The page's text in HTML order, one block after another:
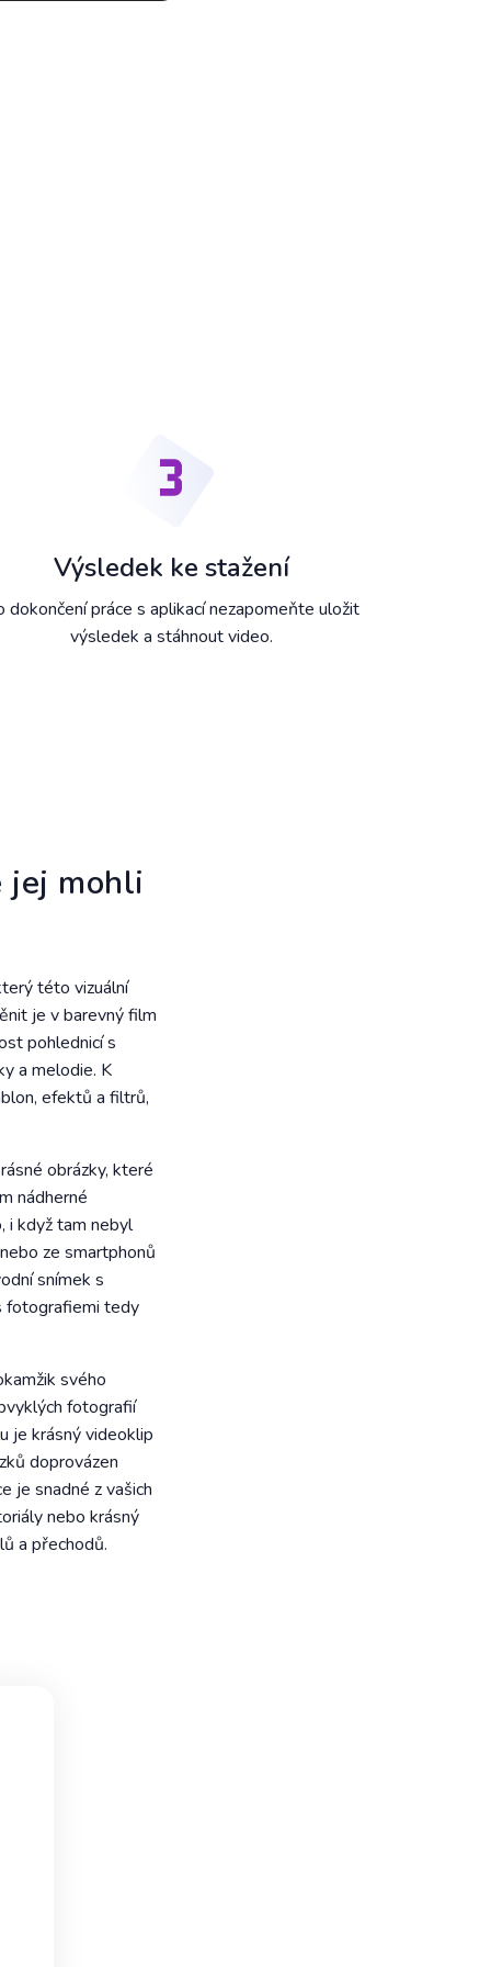
Výsledek ke stažení
dokončení práce s aplikací nezapomeňte uložit
výsledek a stáhnout video.
jej mohli
této vizuální
je v barevný film
pohlednicí s
a melodie. K
efektů a filtrů,
obrázky, které
nádherné
i když tam nebyl
ze smartphonů
snímek s
fotografiemi tedy
svého
fotografií
je krásný videoklip
doprovázen
je snadné z vašich
nebo krásný
a přechodů.